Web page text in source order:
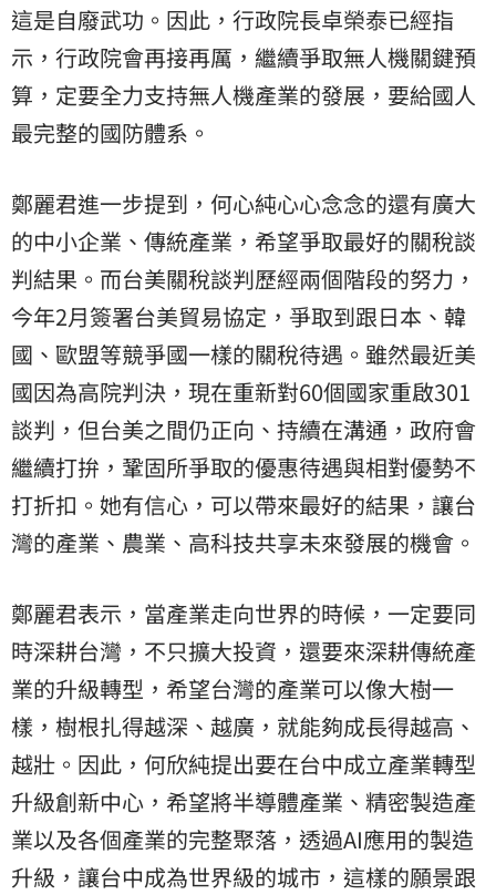
這是自廢武功。因此，行政院長卓榮泰已經指
示，行政院會再接再厲，繼續爭取無人機關鍵預
算，定要全力支持無人機產業的發展，要給國人
最完整的國防體系。
鄭麗君進一步提到，何心純心心念念的還有廣大
的中小企業、傳統產業，希望爭取最好的關稅談
判結果。而台美關稅談判歷經兩個階段的努力，
今年2月簽署台美貿易協定，爭取到跟日本、韓
國、歐盟等競爭國一樣的關稅待遇。雖然最近美
國因為高院判決，現在重新對60個國家重啟301
談判，但台美之間仍正向、持續在溝通，政府會
繼續打拚，鞏固所爭取的優惠待遇與相對優勢不
打折扣。她有信心，可以帶來最好的結果，讓台
灣的產業、農業、高科技共享未來發展的機會。
鄭麗君表示，當產業走向世界的時候，一定要同
時深耕台灣，不只擴大投資，還要來深耕傳統產
業的升級轉型，希望台灣的產業可以像大樹一
樣，樹根扎得越深、越廣，就能夠成長得越高、
越壯。因此，何欣純提出要在台中成立產業轉型
升級創新中心，希望將半導體產業、精密製造產
業以及各個產業的完整聚落，透過AI應用的製造
升級，讓台中成為世界級的城市，這樣的願景跟